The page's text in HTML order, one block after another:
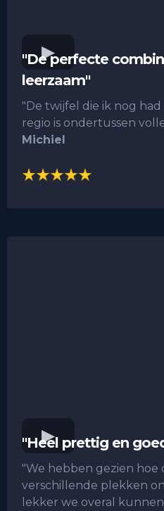
"De perfecte
leerzaam"
"De twijfel die ik nog
regio is ondertussen
Michiel
"Heel prettig en
"We hebben gezien hoe
verschillende plekken
lekker we overal